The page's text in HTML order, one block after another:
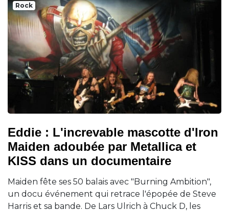
Rock
Eddie : L'increvable mascotte d'Iron
Maiden adoubée par Metallica et
KISS dans un documentaire
Maiden fête ses 50 balais avec "Burning Ambition",
un docu événement qui retrace l'épopée de Steve
Harris et sa bande. De Lars Ulrich à Chuck D, les